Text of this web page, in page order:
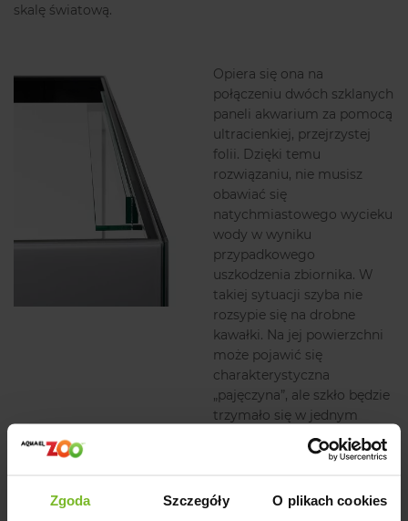
Zgoda Szczegóły O plikach cookies
skalę światową.
Opiera się ona na
połączeniu dwóch szklanych
paneli akwarium za pomocą
ultracienkiej, przejrzystej
folii. Dzięki temu
rozwiązaniu, nie musisz
obawiać się
natychmiastowego wycieku
wody w wyniku
przypadkowego
uszkodzenia zbiornika. W
takiej sytuacji szyba nie
rozsypie się na drobne
kawałki. Na jej powierzchni
może pojawić się
charakterystyczna
„pajęczyna”, ale szkło będzie
trzymało się w jednym
kawałku. To pozwoli na
spokojne przeniesienie ryb